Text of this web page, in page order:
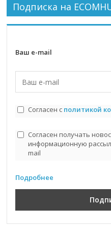
Подписка на
Ваш e-mail
Согласен с политикой
Согласен получать
информационную
mail
Подробнее